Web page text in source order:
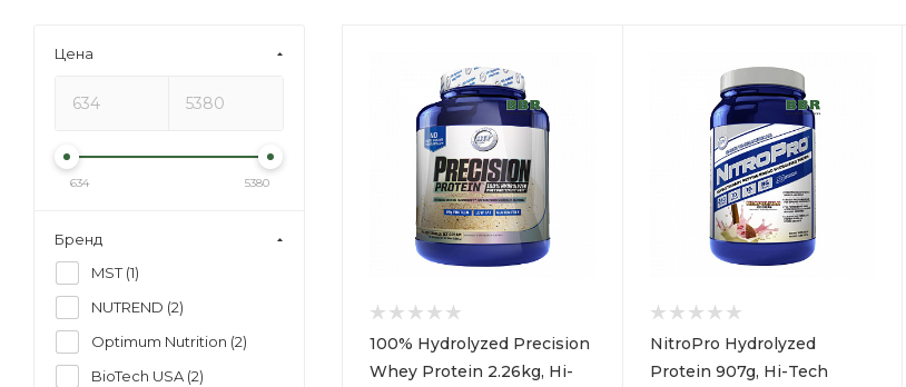
100% Hydrolyzed Precision
Whey Protein 2.26kg, Hi-
NitroPro Hydrolyzed
Protein 907g, Hi-Tech
Цена
634 5380
Бренд
MST (1)
NUTREND (2)
Optimum Nutrition (2)
BioTech USA (2)